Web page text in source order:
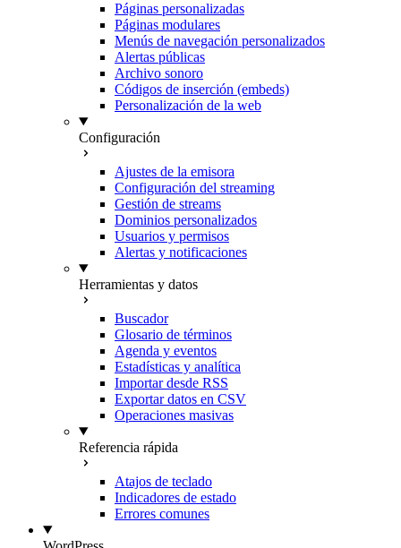
Páginas personalizadas
Páginas modulares
Menús de navegación personalizados
Alertas públicas
Archivo sonoro
Códigos de inserción (embeds)
Personalización de la web
Configuración
Ajustes de la emisora
Configuración del streaming
Gestión de streams
Dominios personalizados
Usuarios y permisos
Alertas y notificaciones
Herramientas y datos
Buscador
Glosario de términos
Agenda y eventos
Estadísticas y analítica
Importar desde RSS
Exportar datos en CSV
Operaciones masivas
Referencia rápida
Atajos de teclado
Indicadores de estado
Errores comunes